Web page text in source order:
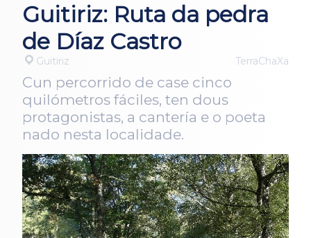
Guitiriz: Ruta da pedra
de Díaz Castro
Guitiriz TerraChaXa
Cun percorrido de case cinco
quilómetros fáciles, ten dous
protagonistas, a cantería e o poeta
nado nesta localidade.